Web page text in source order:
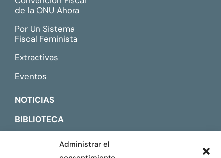
Administrar el
de la ONU Ahora
Por Un Sistema
Fiscal Feminista
Extractivas
Eventos
NOTICIAS
BIBLIOTECA